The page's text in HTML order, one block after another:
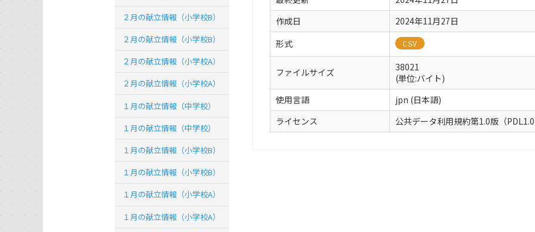
作成日
2024年11月27日
形式
CSV
ファイルサイズ
38021
(単位:バイト)
使用言語
jpn (日本語)
ライセンス
公共データ利用規約第1.0版（
２月の献立情報（小学校B）
２月の献立情報（小学校B）
２月の献立情報（小学校A）
２月の献立情報（小学校A）
１月の献立情報（中学校）
１月の献立情報（中学校）
１月の献立情報（小学校B）
１月の献立情報（小学校B）
１月の献立情報（小学校A）
１月の献立情報（小学校A）